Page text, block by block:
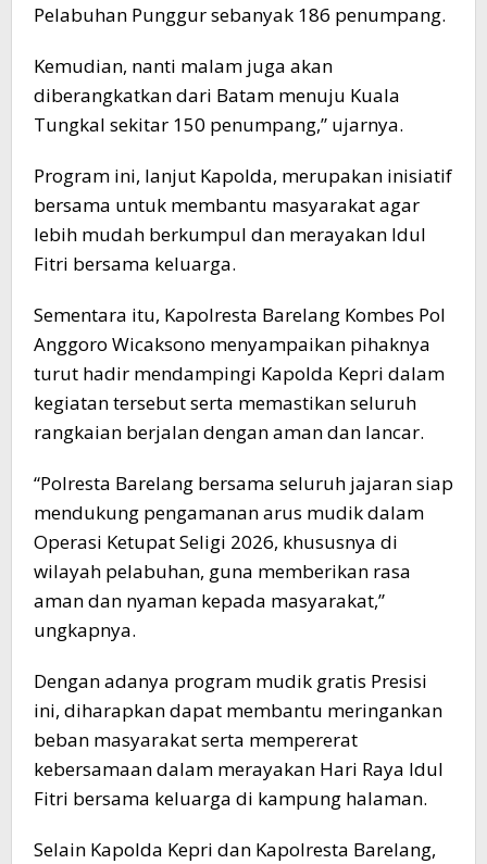
Pelabuhan Punggur sebanyak 186 penumpang.
Kemudian, nanti malam juga akan
diberangkatkan dari Batam menuju Kuala
Tungkal sekitar 150 penumpang,” ujarnya.
Program ini, lanjut Kapolda, merupakan inisiatif
bersama untuk membantu masyarakat agar
lebih mudah berkumpul dan merayakan Idul
Fitri bersama keluarga.
Sementara itu, Kapolresta Barelang Kombes Pol
Anggoro Wicaksono menyampaikan pihaknya
turut hadir mendampingi Kapolda Kepri dalam
kegiatan tersebut serta memastikan seluruh
rangkaian berjalan dengan aman dan lancar.
“Polresta Barelang bersama seluruh jajaran siap
mendukung pengamanan arus mudik dalam
Operasi Ketupat Seligi 2026, khususnya di
wilayah pelabuhan, guna memberikan rasa
aman dan nyaman kepada masyarakat,”
ungkapnya.
Dengan adanya program mudik gratis Presisi
ini, diharapkan dapat membantu meringankan
beban masyarakat serta mempererat
kebersamaan dalam merayakan Hari Raya Idul
Fitri bersama keluarga di kampung halaman.
Selain Kapolda Kepri dan Kapolresta Barelang,